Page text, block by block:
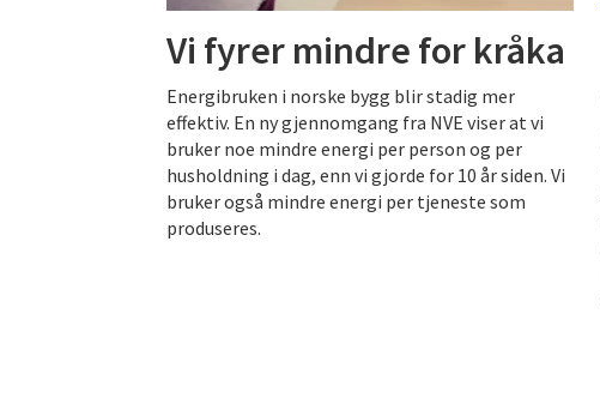
Vi fyrer mindre for kråka
Energibruken i norske bygg blir stadig mer
effektiv. En ny gjennomgang fra NVE viser at vi
bruker noe mindre energi per person og per
husholdning i dag, enn vi gjorde for 10 år siden. Vi
bruker også mindre energi per tjeneste som
produseres.